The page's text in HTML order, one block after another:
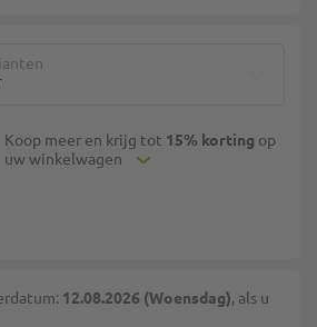
Koop meer en krijg tot 15% korting op
uw winkelwagen
12.08.2026 (Woensdag), als u